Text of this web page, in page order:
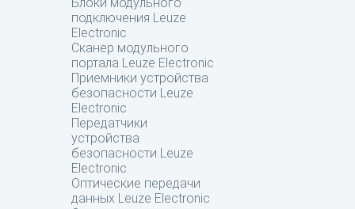
подключения Leuze
Electronic
Сканер модульного
портала Leuze Electronic
Приемники устройства
безопасности Leuze
Electronic
Передатчики
устройства
безопасности Leuze
Electronic
Оптические передачи
данных Leuze Electronic